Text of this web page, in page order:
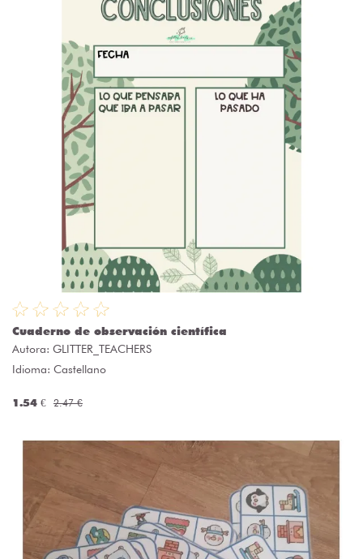
Cuaderno de observación científica
Autora: GLITTER_TEACHERS
Idioma: Castellano
1.54 € 2.47 €